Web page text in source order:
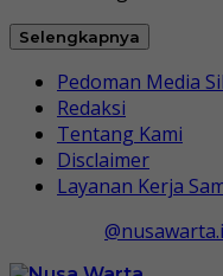
Selengkapnya
Pedoman Media
Redaksi
Tentang Kami
Disclaimer
Layanan Kerja